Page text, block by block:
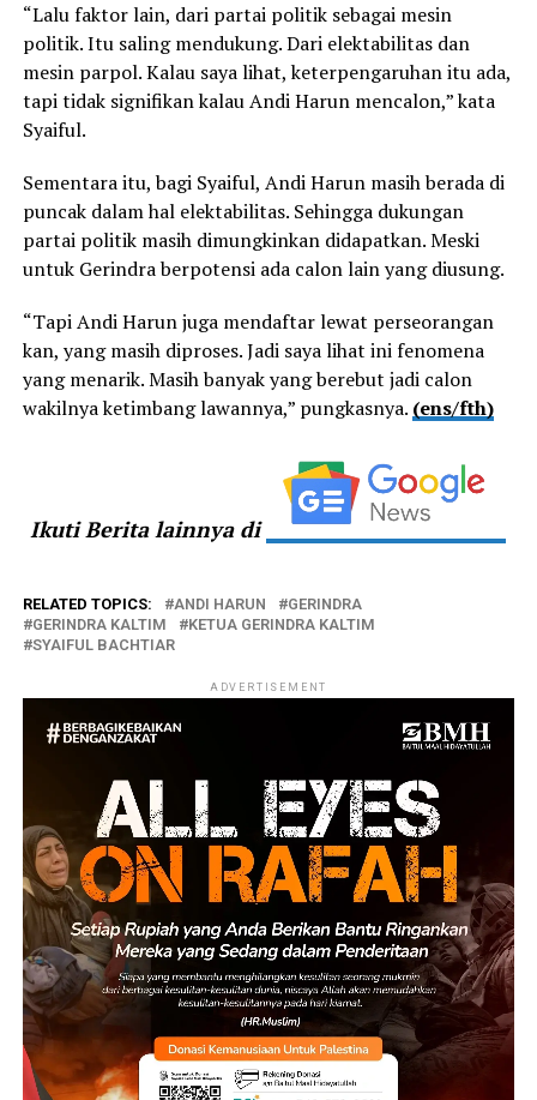
“Lalu faktor lain, dari partai politik sebagai mesin
politik. Itu saling mendukung. Dari elektabilitas dan
mesin parpol. Kalau saya lihat, keterpengaruhan itu ada,
tapi tidak signifikan kalau Andi Harun mencalon,” kata
Syaiful.
Sementara itu, bagi Syaiful, Andi Harun masih berada di
puncak dalam hal elektabilitas. Sehingga dukungan
partai politik masih dimungkinkan didapatkan. Meski
untuk Gerindra berpotensi ada calon lain yang diusung.
“Tapi Andi Harun juga mendaftar lewat perseorangan
kan, yang masih diproses. Jadi saya lihat ini fenomena
yang menarik. Masih banyak yang berebut jadi calon
wakilnya ketimbang lawannya,” pungkasnya. (ens/fth)
Ikuti Berita lainnya di
RELATED TOPICS: ANDI HARUN
GERINDRA
GERINDRA KALTIM
KETUA GERINDRA KALTIM
SYAIFUL BACHTIAR
ADVERTISEMENT